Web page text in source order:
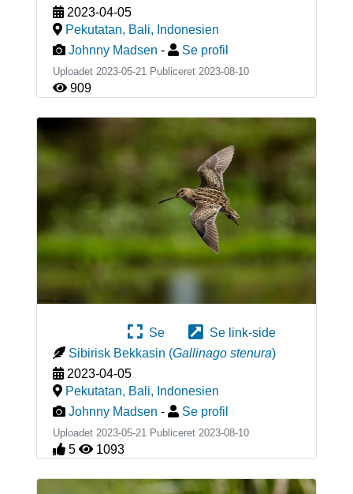
2023-04-05
Pekutatan, Bali, Indonesien
Johnny Madsen - Se profil
Uploadet 2023-05-21 Publiceret 2023-08-10
909
Se
Se link-side
Sibirisk Bekkasin (Gallinago stenura)
2023-04-05
Pekutatan, Bali, Indonesien
Johnny Madsen - Se profil
Uploadet 2023-05-21 Publiceret 2023-08-10
5 1093